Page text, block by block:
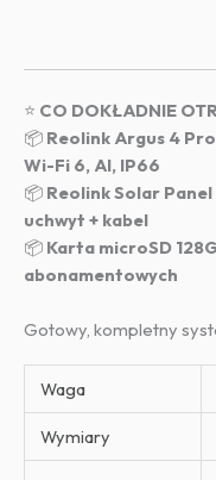
⭐ CO DOKŁADNIE
📦 Reolink Argus 4
Wi-Fi 6, AI, IP66
📦 Reolink Solar Panel
uchwyt + kabel
📦 Karta microSD
abonamentowych
Gotowy, kompletny
Waga
Wymiary